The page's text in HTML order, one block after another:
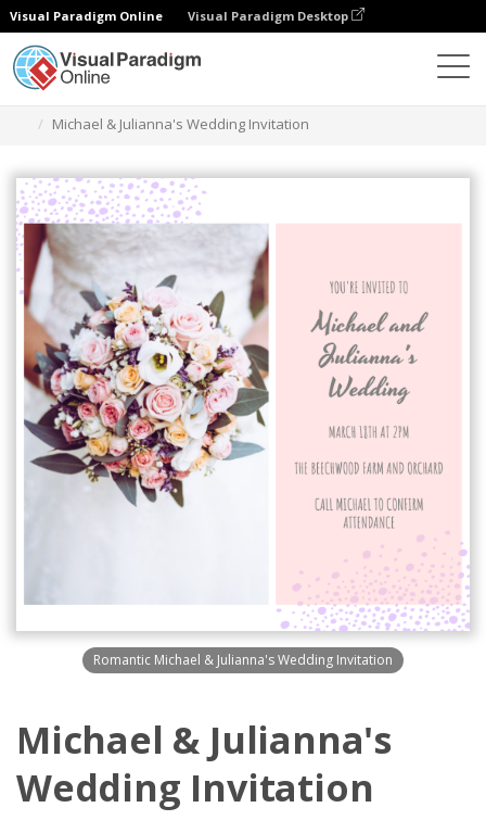
Visual Paradigm Online Visual Paradigm Desktop
Michael & Julianna's Wedding Invitation
Romantic Michael & Julianna's Wedding Invitation
Michael & Julianna's
Wedding Invitation